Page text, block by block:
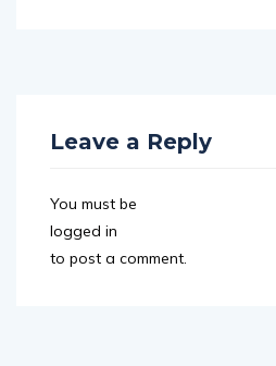
Leave a Reply
You must be
logged in
to post a comment.